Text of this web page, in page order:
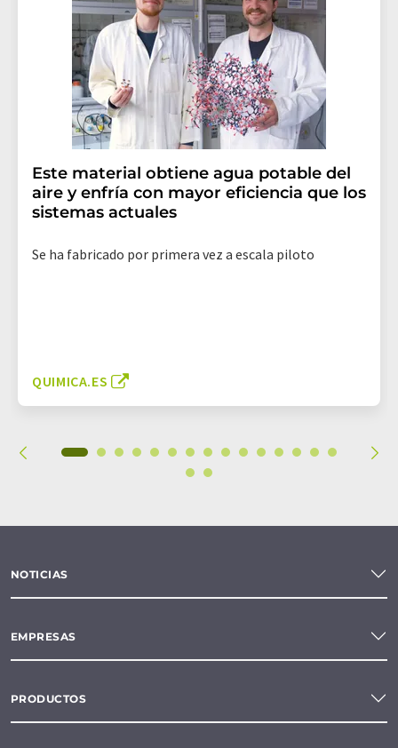
Este material obtiene agua potable del
aire y enfría con mayor eficiencia que los
sistemas actuales
Se ha fabricado por primera vez a escala piloto
QUIMICA.ES
NOTICIAS
EMPRESAS
PRODUCTOS